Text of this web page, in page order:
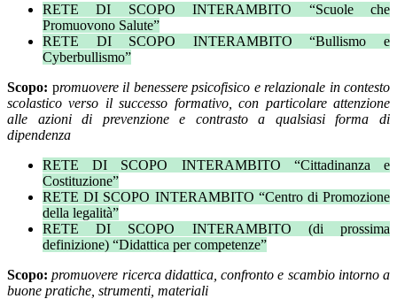
RETE DI SCOPO INTERAMBITO “Scuole che
Promuovono Salute”
RETE DI SCOPO INTERAMBITO “Bullismo e
Cyberbullismo”
Scopo: promuovere il benessere psicofisico e relazionale in contesto
scolastico verso il successo formativo, con particolare attenzione
alle azioni di prevenzione e contrasto a qualsiasi forma di
dipendenza
RETE DI SCOPO INTERAMBITO “Cittadinanza e
Costituzione”
RETE DI SCOPO INTERAMBITO “Centro di Promozione
della legalità”
RETE DI SCOPO INTERAMBITO (di prossima
definizione) “Didattica per competenze”
Scopo: promuovere ricerca didattica, confronto e scambio intorno a
buone pratiche, strumenti, materiali